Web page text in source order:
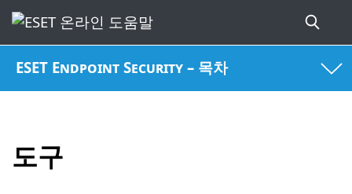
ESET Endpoint Security – 목차
도구